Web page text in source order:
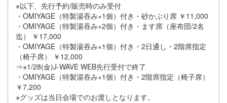
※以下、先行予約/販売時のみ受付
・OMIYAGE（特製湯吞み×1個）付き・砂かぶり席 ￥11,000
・OMIYAGE（特製湯吞み×2個）付き・ます席（座布団/2名
迄） ￥17,000
・OMIYAGE（特製湯吞み×1個）付き・2日通し・2階席指定
（椅子席） ￥12,000
⇒※1/28(金)J-WAVE WEB先行受付で終了
・OMIYAGE（特製湯吞み×1個）付き・2階席指定（椅子席）
￥7,200
※グッズは当日会場でのお渡しとなります。